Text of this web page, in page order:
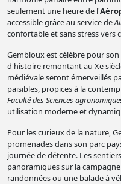
seulement une heure de l'
accessible grâce au service de
confortable et sans stress vers
Gembloux est célèbre pour son
d'histoire remontant au Xe
médiévale seront émerveillés
paisibles, propices à la
Faculté des Sciences
utilisation moderne et
Pour les curieux de la nature,
promenades dans son parc
journée de détente. Les
panoramiques sur la
randonnées ou une balade à